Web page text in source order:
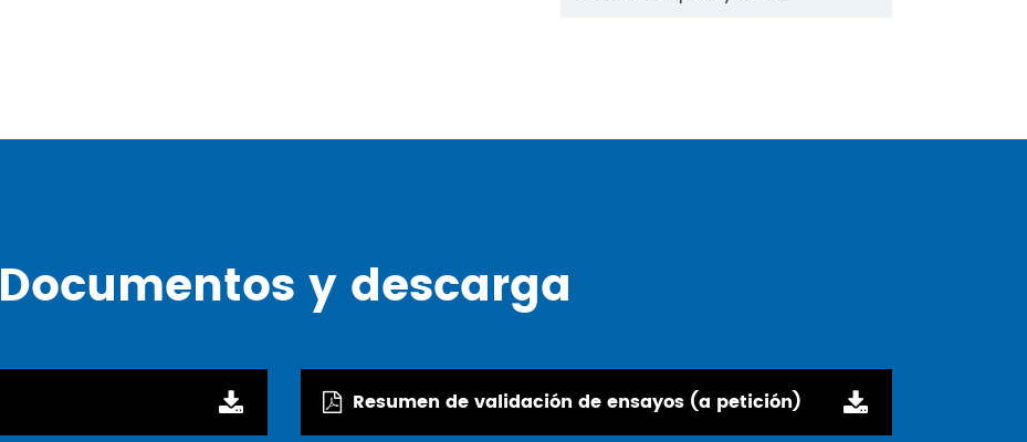
Documentos y descarga
Resumen de validación de ensayos (a petición)